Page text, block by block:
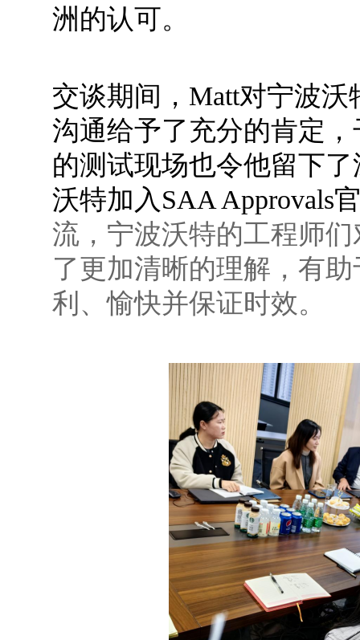
洲的认可。
交谈期间，Matt对宁波
沟通给予了充分的肯定
的测试现场也令他留下
沃特加入SAA Approvals
流，宁波沃特的工程师们
了更加清晰的理解，有
利、愉快并保证时效。